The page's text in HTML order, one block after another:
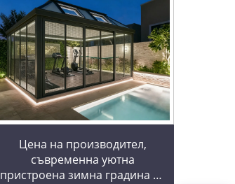
Цена на производител,
съвременна уютна
пристроена зимна градина от